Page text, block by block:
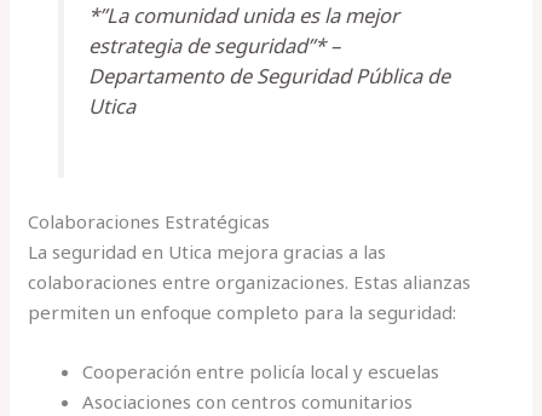
*”La comunidad unida es la mejor
estrategia de seguridad”* –
Departamento de Seguridad Pública de
Utica
Colaboraciones Estratégicas
La seguridad en Utica mejora gracias a las
colaboraciones entre organizaciones. Estas alianzas
permiten un enfoque completo para la seguridad:
Cooperación entre policía local y escuelas
Asociaciones con centros comunitarios